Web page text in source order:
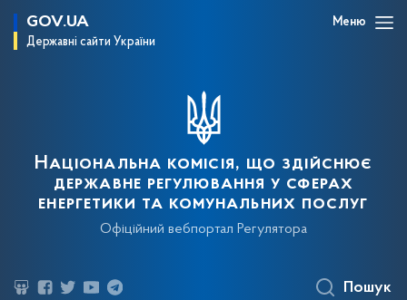
GOV.UA
Державні сайти України
Меню
Національна комісія, що здійснює
державне регулювання у сферах
енергетики та комунальних послуг
Офіційний вебпортал Регулятора
Пошук